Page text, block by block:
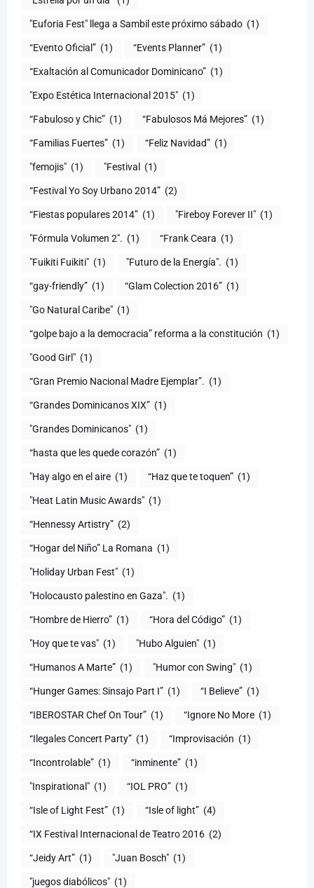
"Euforia Fest" llega a Sambil este próximo sábado (1)
“Evento Oficial” (1) “Events Planner” (1)
“Exaltación al Comunicador Dominicano” (1)
"Expo Estética Internacional 2015" (1)
“Fabuloso y Chic” (1) “Fabulosos Má Mejores” (1)
“Familias Fuertes” (1) “Feliz Navidad” (1)
"femojis" (1) "Festival (1)
“Festival Yo Soy Urbano 2014” (2)
“Fiestas populares 2014” (1) "Fireboy Forever II" (1)
"Fórmula Volumen 2". (1) “Frank Ceara (1)
"Fuikiti Fuikiti" (1) "Futuro de la Energía". (1)
“gay-friendly” (1) “Glam Colection 2016” (1)
"Go Natural Caribe" (1)
“golpe bajo a la democracia” reforma a la constitución (1)
"Good Girl" (1)
“Gran Premio Nacional Madre Ejemplar”. (1)
“Grandes Dominicanos XIX” (1)
"Grandes Dominicanos" (1)
(1)
"Hay algo en el aire (1) “Haz que te toquen” (1)
"Heat Latin Music Awards" (1)
“Hennessy Artistry” (2)
“Hogar del Niño” La Romana (1)
(1)
"Holocausto palestino en Gaza". (1)
“Hombre de Hierro” (1) (1)
"Hoy que te vas" (1) "Hubo Alguien" (1)
“Humanos A Marte” (1) "Humor con Swing" (1)
(1) “I Believe” (1)
“IBEROSTAR Chef On Tour” (1) “Ignore No More (1)
“Ilegales Concert Party” (1) “Improvisación (1)
“Incontrolable” (1) “inminente” (1)
"Inspirational" (1) “IOL PRO” (1)
“Isle of Light Fest” (1) “Isle of light” (4)
“IX Festival Internacional de Teatro 2016 (2)
“Jeidy Art” (1) "Juan Bosch" (1)
"juegos diabólicos" (1)